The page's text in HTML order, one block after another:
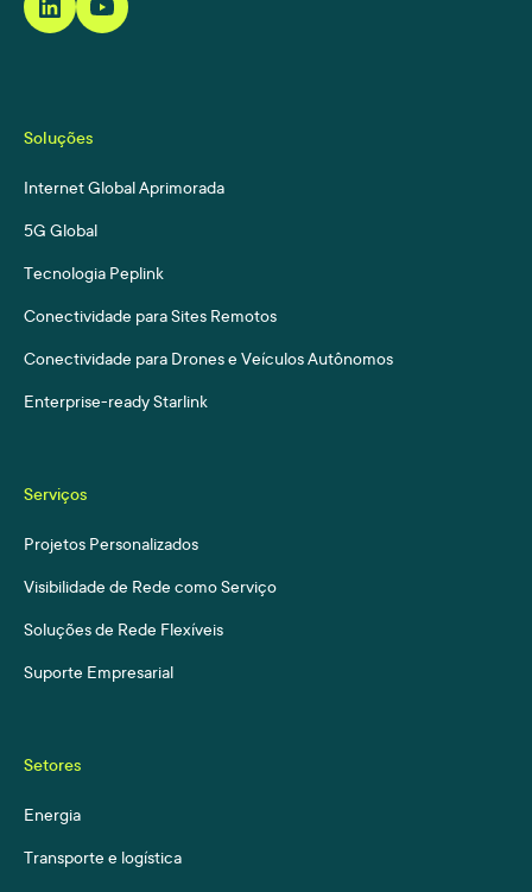
Soluções
Internet Global Aprimorada
5G Global
Tecnologia Peplink
Conectividade para Sites Remotos
Conectividade para Drones e Veículos Autônomos
Enterprise-ready Starlink
Serviços
Projetos Personalizados
Visibilidade de Rede como Serviço
Soluções de Rede Flexíveis
Suporte Empresarial
Setores
Energia
Transporte e logística